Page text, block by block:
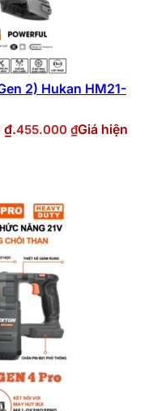
2) Hukan HM21-
₫.455.000 ₫Giá hiện